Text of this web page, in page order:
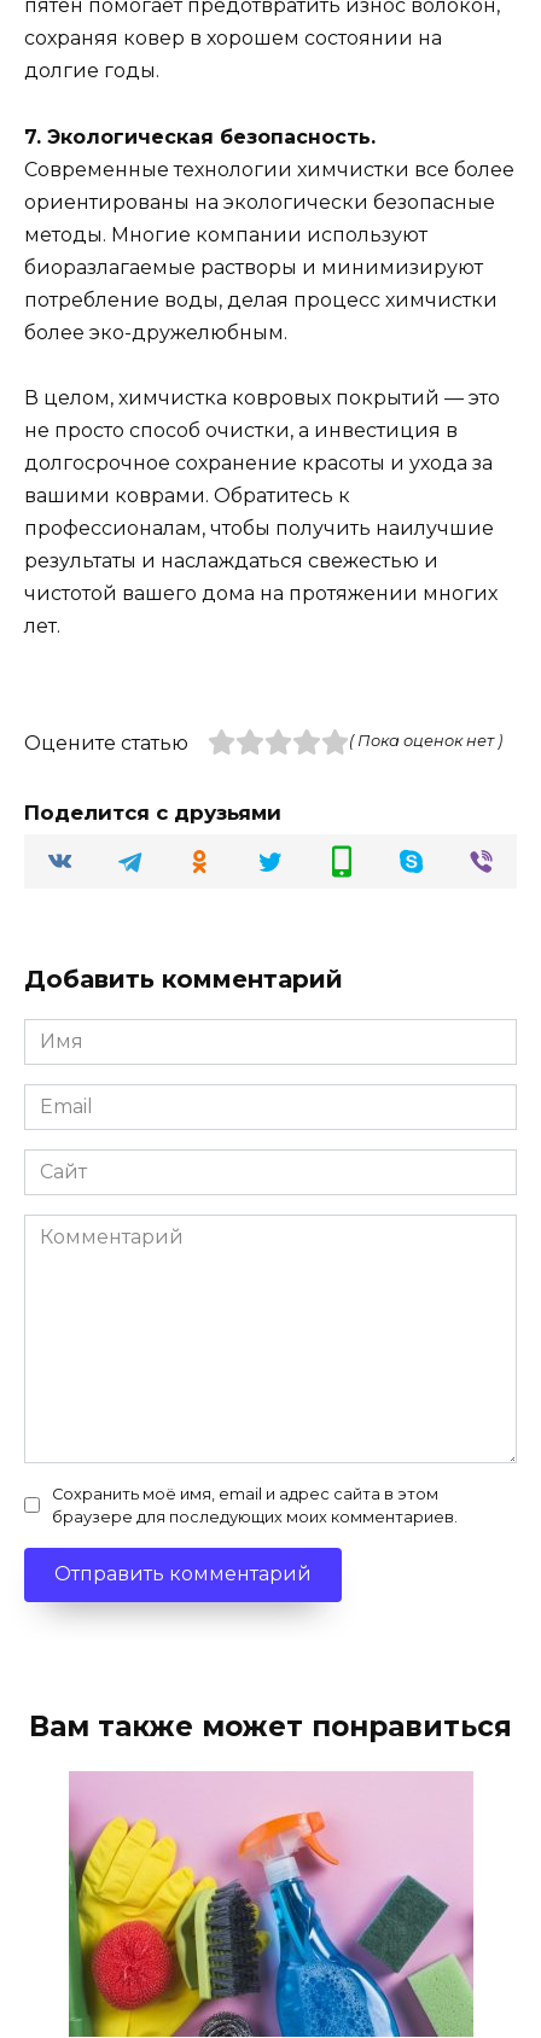
пятен помогает предотвратить износ волокон,
сохраняя ковер в хорошем состоянии на
долгие годы.
7. Экологическая безопасность.
Современные технологии химчистки все более
ориентированы на экологически безопасные
методы. Многие компании используют
биоразлагаемые растворы и минимизируют
потребление воды, делая процесс химчистки
более эко-дружелюбным.
В целом, химчистка ковровых покрытий — это
не просто способ очистки, а инвестиция в
долгосрочное сохранение красоты и ухода за
вашими коврами. Обратитесь к
профессионалам, чтобы получить наилучшие
результаты и наслаждаться свежестью и
чистотой вашего дома на протяжении многих
лет.
Оцените статью ( Пока оценок нет )
Поделится с друзьями
Добавить комментарий
Имя
Email
Сайт
Комментарий
Сохранить моё имя, email и адрес сайта в этом
браузере для последующих моих комментариев.
Вам также может понравиться